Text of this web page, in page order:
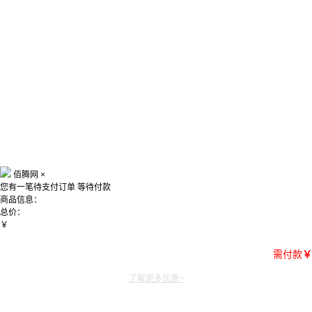
佰腾网 ×
您有一笔待支付订单 等待付款
商品信息：
总价：
￥
需付款￥
了解更多优惠~